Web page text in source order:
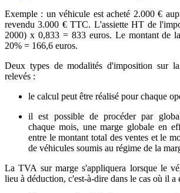
Exemple : un véhicule est acheté 2.000 €
revendu 3.000 € TTC. L'assiette HT de
2000) x 0,833 = 833 euros. Le montant de
20% = 166,6 euros.
Deux types de modalités d'imposition sur
relevés :
le calcul peut être réalisé pour chaque
il est possible de procéder par
chaque mois, une marge globale en
entre le montant total des ventes et le
de véhicules soumis au régime de la
La TVA sur marge s'appliquera lorsque le
lieu à déduction, c'est-à-dire dans le cas où il a